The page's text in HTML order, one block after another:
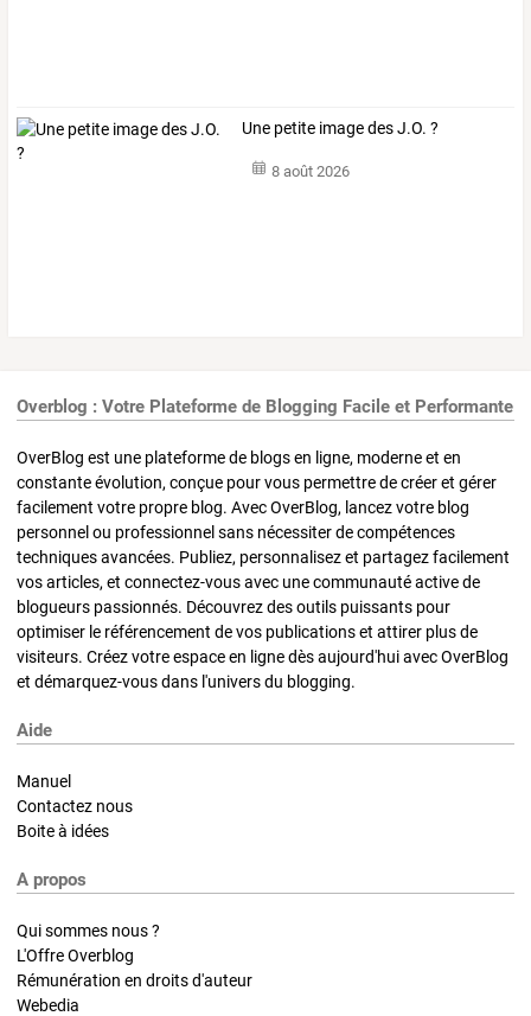
Une petite image des J.O. ?
8 août 2026
Overblog : Votre Plateforme de Blogging Facile et Performante
OverBlog est une plateforme de blogs en ligne, moderne et en
constante évolution, conçue pour vous permettre de créer et gérer
facilement votre propre blog. Avec OverBlog, lancez votre blog
personnel ou professionnel sans nécessiter de compétences
techniques avancées. Publiez, personnalisez et partagez facilement
vos articles, et connectez-vous avec une communauté active de
blogueurs passionnés. Découvrez des outils puissants pour
optimiser le référencement de vos publications et attirer plus de
visiteurs. Créez votre espace en ligne dès aujourd'hui avec OverBlog
et démarquez-vous dans l'univers du blogging.
Aide
Manuel
Contactez nous
Boite à idées
A propos
Qui sommes nous ?
L'Offre Overblog
Rémunération en droits d'auteur
Webedia